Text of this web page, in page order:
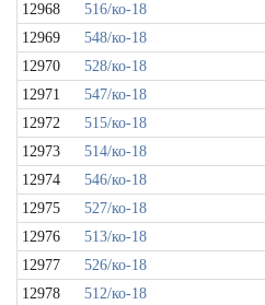
12968
516/ко-18
12969
548/ко-18
12970
528/ко-18
12971
547/ко-18
12972
515/ко-18
12973
514/ко-18
12974
546/ко-18
12975
527/ко-18
12976
513/ко-18
12977
526/ко-18
12978
512/ко-18